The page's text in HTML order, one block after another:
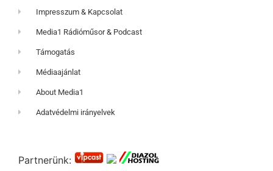
Impresszum & Kapcsolat
Media1 Rádióműsor & Podcast
Támogatás
Médiaajánlat
About Media1
Adatvédelmi irányelvek
Partnerünk: